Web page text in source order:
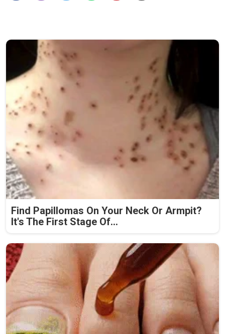
Find Papillomas On Your Neck Or Armpit?
It's The First Stage Of...